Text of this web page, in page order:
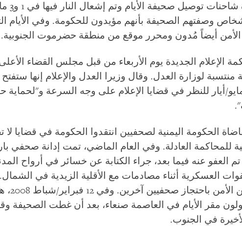
وتمت مصادرة
وصفتهم الصحيفة بأنهم مؤيدون للحكومة. وفي الأيام
أيضاً مُدون ومحرر موقع من منطقة حضرموت الجنوبية.
الإعلام الجديدة يوم الأربعاء من قبل مجلس القضاء
منتسبة لوزارة العدل. وقال وزيرا العدل والإعلام إنها ستفتح
يوم 16 مايو/أيار للنظر في قضايا الإعلام على وجه السرعة
الحكومة اليمنية لصحفيين انتقدوا الحكومة في قضايا لا
للمحاكمة العادلة. وفي العام الماضي، تمت إدانة صحفي
تم العفو عنه فيما بعد، جراء الكتابة عن خسائر في أرواح
العسكرية أثناء مصادمات مع الأقلية الزيدية في الشمال.
وقام عناصر من الأمن
مقر الأيام في العاصمة صنعاء، بعد أن غطت الصحيفة
في الجنوب.